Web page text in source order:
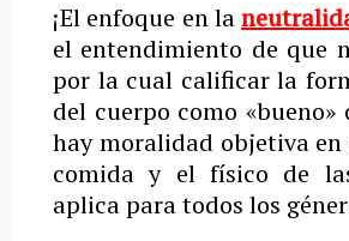
¡El enfoque en la
el entendimiento de que
por la cual calificar la
del cuerpo como «bueno»
hay moralidad objetiva
comida y el físico de
aplica para todos los